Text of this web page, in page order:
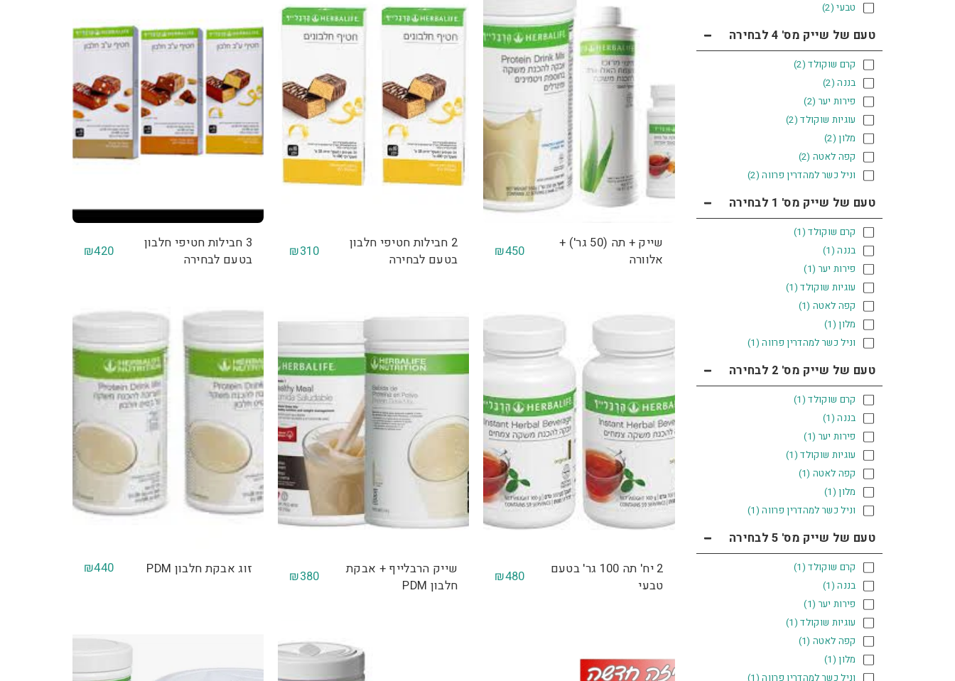
טבעי(2)
טעם של שייק מס' 4 לבחירה
קרם שוקולד(2)
בננה(2)
פירות יער (2)
עוגיות שוקולד(2)
מלון (2)
קפה לאטה(2)
וניל כשר למהדרין פרווה(2)
טעם של שייק מס' 1 לבחירה
קרם שוקולד(1)
בננה(1)
פירות יער (1)
עוגיות שוקולד(1)
קפה לאטה(1)
מלון (1)
וניל כשר למהדרין פרווה(1)
טעם של שייק מס' 2 לבחירה
קרם שוקולד(1)
בננה(1)
פירות יער (1)
עוגיות שוקולד(1)
קפה לאטה(1)
מלון (1)
וניל כשר למהדרין פרווה(1)
טעם של שייק מס' 5 לבחירה
קרם שוקולד(1)
בננה(1)
פירות יער (1)
עוגיות שוקולד(1)
קפה לאטה(1)
מלון (1)
שייק + תה (50 גר') +
אלוורה
₪450
2 חבילות חטיפי חלבון
בטעם לבחירה
₪310
3 חבילות חטיפי חלבון
בטעם לבחירה
₪420
2 יח' תה 100 גר' בטעם
טבעי
₪480
שייק הרבלייף + אבקת
חלבון PDM
₪380 זוג אבקת חלבון PDM ₪440